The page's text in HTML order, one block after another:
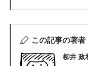
この記事の著者
柳井 政